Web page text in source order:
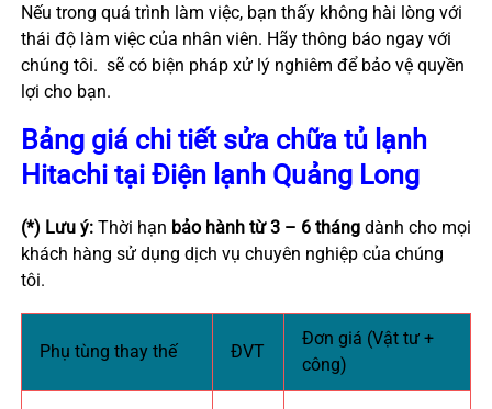
Nếu trong quá trình làm việc, bạn thấy không hài lòng với
thái độ làm việc của nhân viên. Hãy thông báo ngay với
chúng tôi. sẽ có biện pháp xử lý nghiêm để bảo vệ quyền
lợi cho bạn.
Bảng giá chi tiết sửa chữa tủ lạnh
Hitachi tại Điện lạnh Quảng Long
(*) Lưu ý:Thời hạn bảo hành từ 3 – 6 thángdành cho mọi
khách hàng sử dụng dịch vụ chuyên nghiệp của chúng
tôi.
Phụ tùng thay thế ĐVT
Đơn giá (Vật tư +
công)